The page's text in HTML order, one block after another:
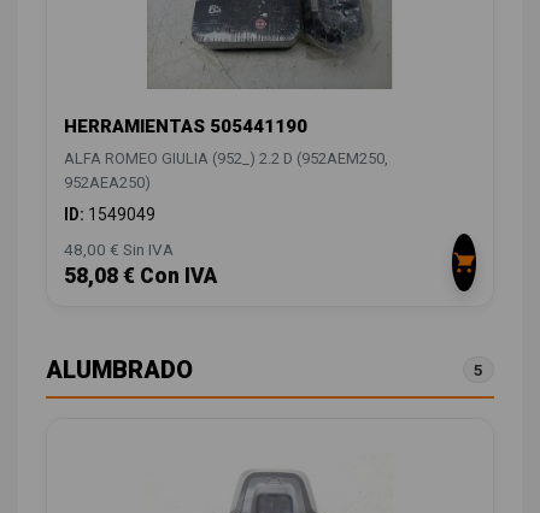
HERRAMIENTAS 505441190
ALFA ROMEO GIULIA (952_) 2.2 D (952AEM250,
952AEA250)
ID: 1549049
48,00 € Sin IVA
58,08 € Con IVA
ALUMBRADO 5